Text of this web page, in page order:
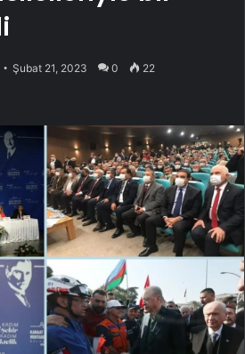
Şubat 21, 2023 0 22